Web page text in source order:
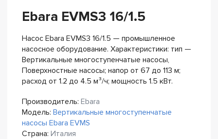
Ebara EVMS3 16/1.5
Насос Ebara EVMS3 16/1.5 — промышленное
насосное оборудование. Характеристики: тип —
Вертикальные многоступенчатые насосы,
Поверхностные насосы; напор от 67 до 113 м;
расход от 1.2 до 4.5 м³/ч; мощность 1.5 кВт.
Производитель: Ebara
Модель: Вертикальные многоступенчатые
насосы Ebara EVMS
Страна: Италия